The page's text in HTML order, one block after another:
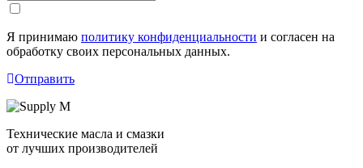
Я принимаю политику конфиденциальности и согласен на
обработку своих персональных данных.
Отправить
Технические масла и смазки
от лучших производителей